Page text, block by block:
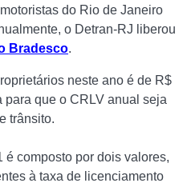
do Rio de Janeiro
o Detran-RJ liberou
Bradesco.
neste ano é de R$
para que o CRLV anual seja
trânsito.
é composto por dois valores,
à taxa de licenciamento